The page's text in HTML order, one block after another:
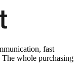
fast
whole purchasing